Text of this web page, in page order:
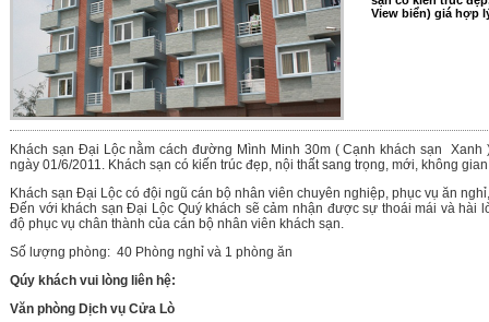
View biển) giá hợp
Khách sạn Đại Lộc nằm cách đường Mình Minh 30m ( Cạnh khách sạn
ngày 01/6/2011. Khách sạn có kiến trúc đẹp, nội thất sang trọng, mới, không
Khách sạn Đại Lộc có đội ngũ cán bộ nhân viên chuyên nghiệp, phục vụ ăn
Đến với khách sạn Đại Lộc Quý khách sẽ cảm nhận được sự thoái mái và hài
độ phục vụ chân thành của cán bộ nhân viên khách sạn.
Số lượng phòng: 40 Phòng nghỉ và 1 phòng ăn
Qúy khách vui lòng liên hệ:
Văn phòng Dịch vụ Cửa Lò